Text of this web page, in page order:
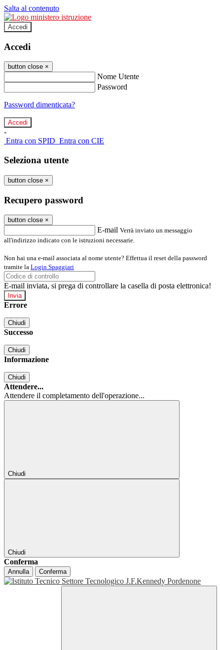
Salta al contenuto
Accedi
Accedi
button close ×
Nome Utente
Password
Password dimenticata?
-
Entra con SPID Entra con CIE
Seleziona utente
button close ×
Recupero password
button close ×
E-mail Verrà inviato un messaggio
all'indirizzo indicato con le istruzioni necessarie.
Non hai una e-mail associata al nome utente? Effettua il reset della password
tramite la Login Spaggiari
E-mail inviata, si prega di controllare la casella di posta elettronica!
Errore
Chiudi
Successo
Chiudi
Informazione
Chiudi
Attendere...
Attendere il completamento dell'operazione...
Chiudi
Chiudi
Conferma
Annulla Conferma